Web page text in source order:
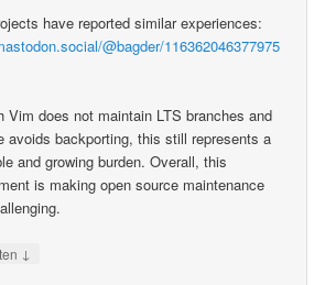
have reported similar experiences:
@bagder/116362046377975
Vim does not maintain LTS branches and
avoids backporting, this still represents a
and growing burden. Overall, this
is making open source maintenance
↓